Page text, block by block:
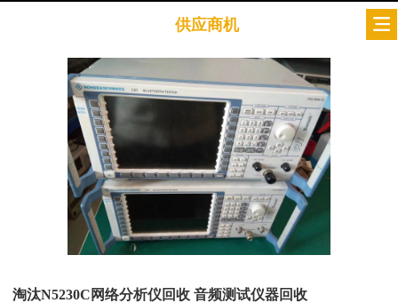
供应商机
淘汰N5230C网络分析仪回收 音频测试仪器回收